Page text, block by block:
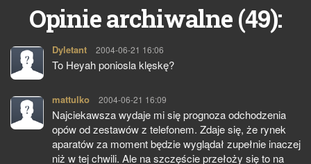
Opinie archiwalne (49):
Dyletant pisze:
2004-06-21 16:06
To Heyah poniosla klęskę?
mattulko pisze:
2004-06-21 16:09
Najciekawsza wydaje mi się prognoza odchodzenia
opów od zestawów z telefonem. Zdaje się, że rynek
aparatów za moment będzie wyglądał zupełnie inaczej
niż w tej chwili. Ale na szczęście przełoży się to na